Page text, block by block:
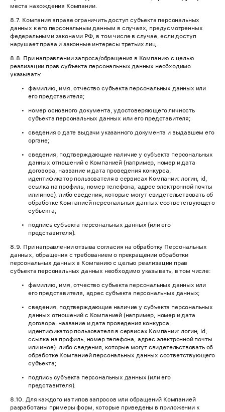
места нахождения Компании.
8.7. Компания вправе ограничить доступ субъекта персональных
данных к его персональным данным в случаях, предусмотренных
федеральными законами РФ, в том числе в случае, если доступ
нарушает права и законные интересы третьих лиц.
8.8. При направлении запроса/обращения в Компанию с целью
реализации прав субъекта персональных данных необходимо
указывать:
фамилию, имя, отчество субъекта персональных данных или
его представителя;
номер основного документа, удостоверяющего личность
субъекта персональных данных или его представителя;
сведения о дате выдачи указанного документа и выдавшем его
органе;
сведения, подтверждающие наличие у субъекта персональных
данных отношений с Компанией (например, номер и дата
договора, название и дата проведения конкурса,
идентификатор пользователя в сервисах Компании: логин, id,
ссылка на профиль, номер телефона, адрес электронной почты
или иное), либо сведения, которые могут свидетельствовать об
обработке Компанией персональных данных соответствующего
субъекта;
подпись субъекта персональных данных (или его
представителя).
8.9. При направлении отзыва согласия на обработку Персональных
данных, обращения с требованием о прекращении обработки
персональных данных в Компанию с целью реализации прав
субъекта персональных данных необходимо указывать, в том числе:
фамилию, имя, отчество субъекта персональных данных или
его представителя, адрес субъекта персональных данных;
сведения, подтверждающие наличие у субъекта персональных
данных отношений с Компанией (например, номер и дата
договора, название и дата проведения конкурса,
идентификатор пользователя в сервисах Компании: логин, id,
ссылка на профиль, номер телефона, адрес электронной почты
или иное), либо сведения, которые могут свидетельствовать об
обработке Компанией персональных данных соответствующего
субъекта;
подпись субъекта персональных данных (или его
представителя).
8.10. Для каждого из типов запросов или обращений Компанией
разработаны примеры форм, которые приведены в приложении к